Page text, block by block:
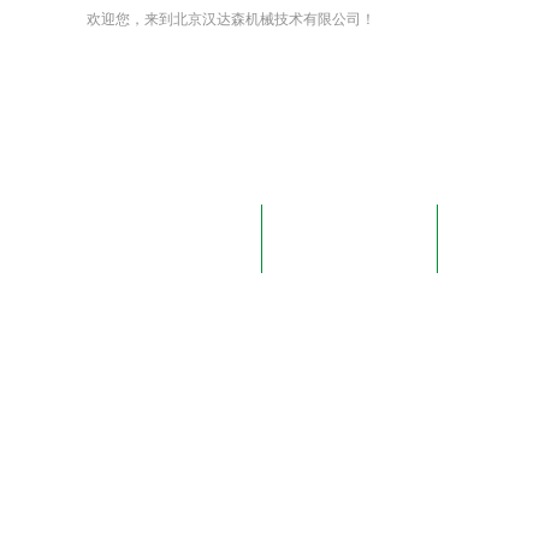
欢迎您，来到北京汉达森机械技术有限公司！